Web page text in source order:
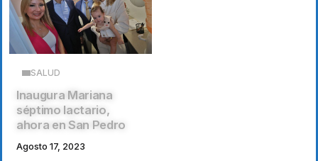
SALUD
Inaugura Mariana
séptimo lactario,
ahora en San Pedro
Agosto 17, 2023